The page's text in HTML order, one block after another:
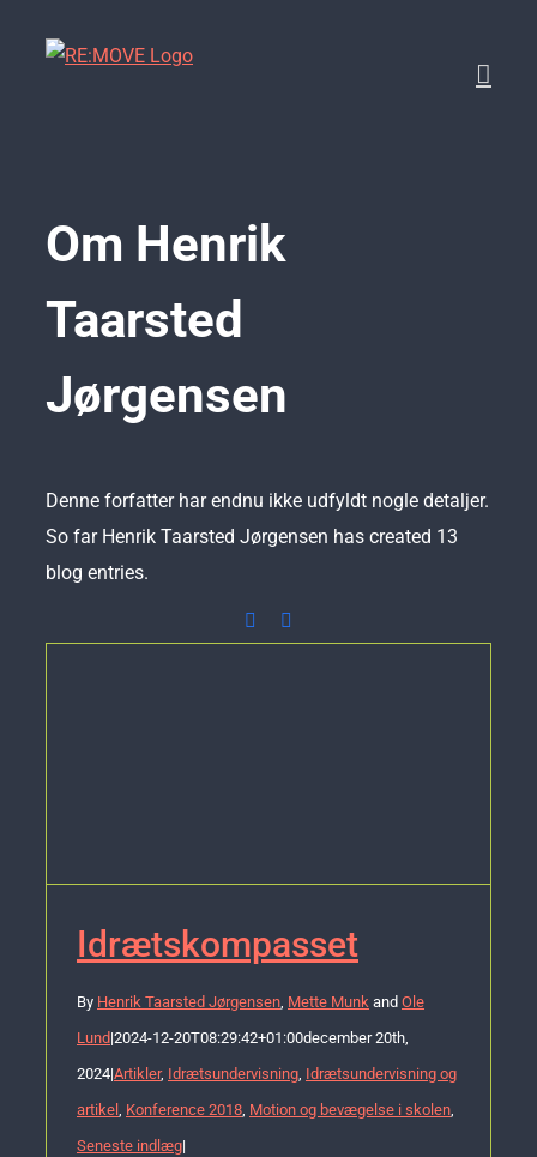
Om Henrik
Taarsted
Jørgensen
Denne forfatter har endnu ikke udfyldt nogle detaljer.
So far Henrik Taarsted Jørgensen has created 13
blog entries.
Facebook
mail
Idrætskompasset
By Henrik Taarsted Jørgensen, Mette Munk and Ole
Lund|2024-12-20T08:29:42+01:00december 20th,
2024|Artikler, Idrætsundervisning, Idrætsundervisning og
artikel , Konference 2018, Motion og bevægelse i skolen,
Seneste indlæg|